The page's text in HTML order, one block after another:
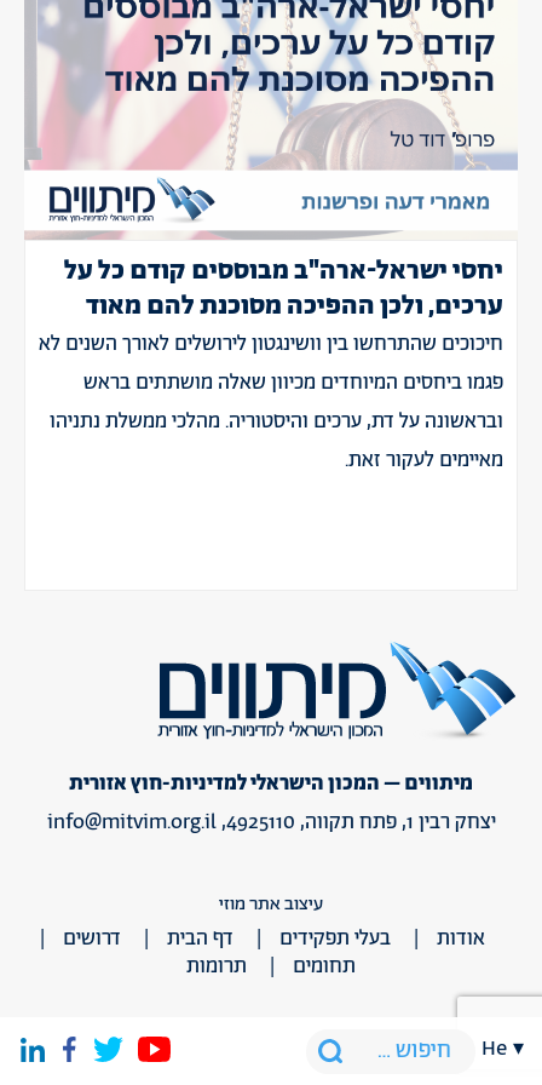
he
יחסי ישראל-ארה"ב מבוססים קודם כל על
ערכים, ולכן ההפיכה מסוכנת להם מאוד
חיכוכים שהתרחשו בין וושינגטון לירושלים לאורך השנים לא
פגמו ביחסים המיוחדים מכיוון שאלה מושתתים בראש
ובראשונה על דת, ערכים והיסטוריה. מהלכי ממשלת נתניהו
מאיימים לעקור זאת.
מיתווים – המכון הישראלי למדיניות-חוץ אזורית
יצחק רבין 1, פתח תקווה, 4925110,
info@mitvim.org.il
עיצוב אתר מוזי
אודות בעלי תפקידים דף הבית
דרושים
תחומים
תרומות